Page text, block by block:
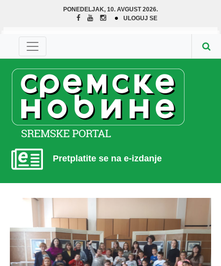
PONEDELJAK, 10. AVGUST 2026.
ULOGUJ SE
Pretplatite se na e-izdanje